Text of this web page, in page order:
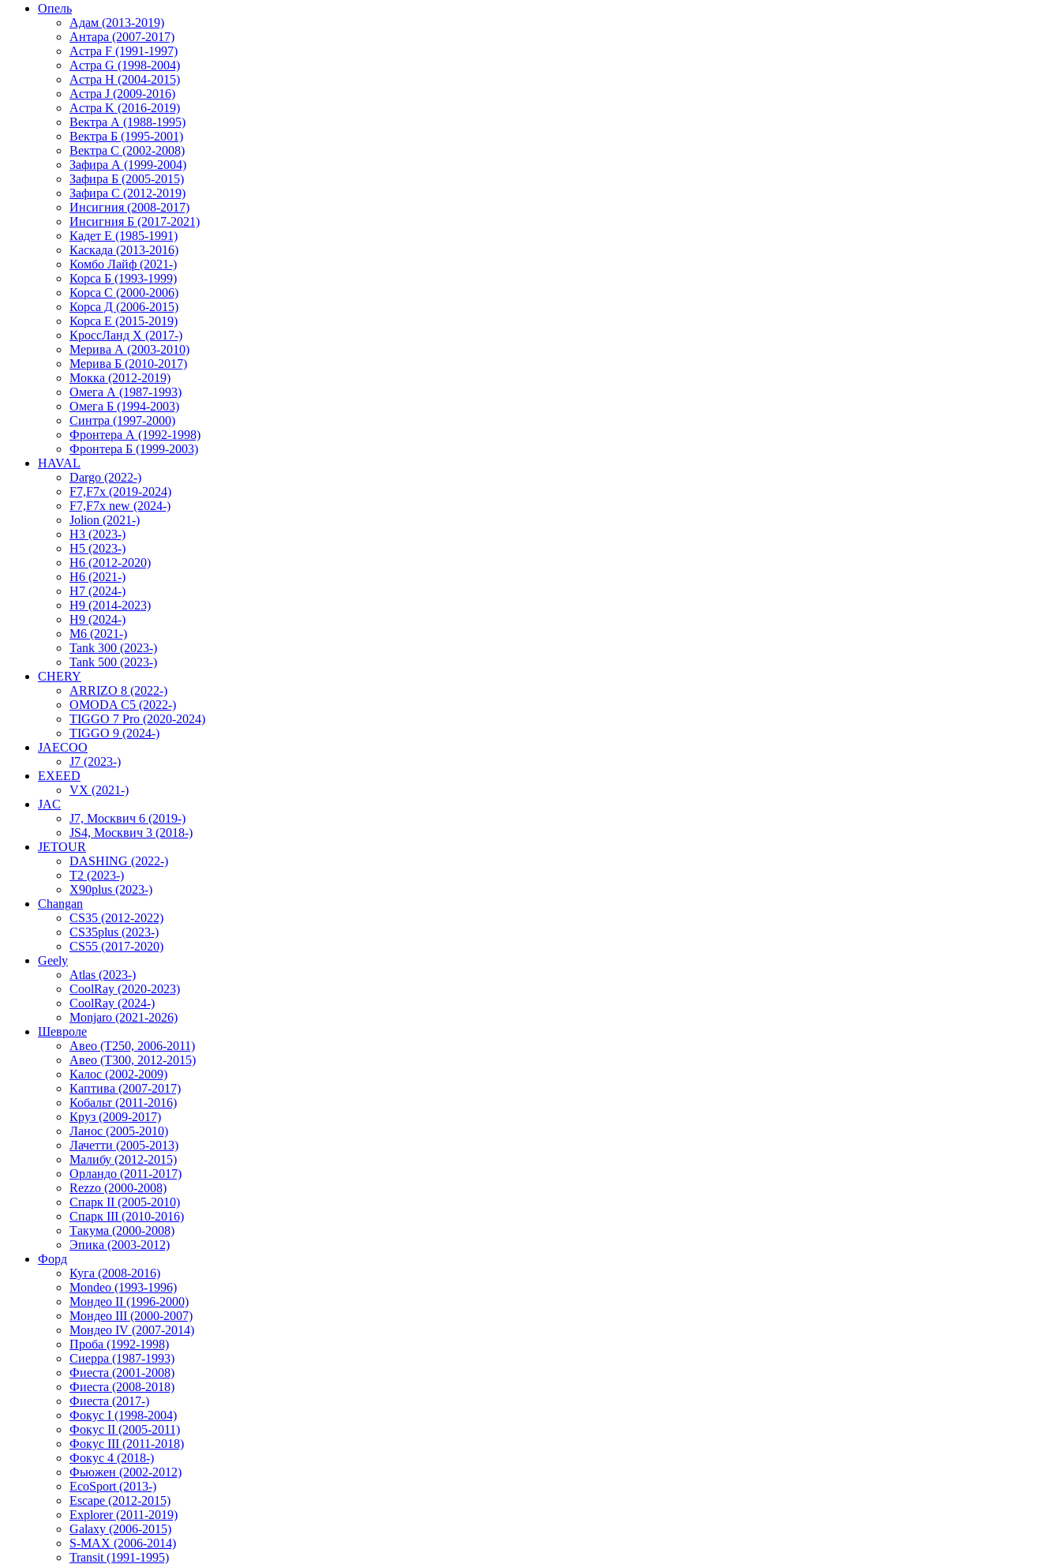
Опель
Адам (2013-2019)
Антара (2007-2017)
Астра F (1991-1997)
Астра G (1998-2004)
Астра H (2004-2015)
Астра J (2009-2016)
Астра K (2016-2019)
Вектра А (1988-1995)
Вектра Б (1995-2001)
Вектра С (2002-2008)
Зафира А (1999-2004)
Зафира Б (2005-2015)
Зафира С (2012-2019)
Инсигния (2008-2017)
Инсигния Б (2017-2021)
Кадет Е (1985-1991)
Каскада (2013-2016)
Комбо Лайф (2021-)
Корса Б (1993-1999)
Корса С (2000-2006)
Корса Д (2006-2015)
Корса E (2015-2019)
КроссЛанд X (2017-)
Мерива А (2003-2010)
Мерива Б (2010-2017)
Мокка (2012-2019)
Омега А (1987-1993)
Омега Б (1994-2003)
Синтра (1997-2000)
Фронтера А (1992-1998)
Фронтера Б (1999-2003)
HAVAL
Dargo (2022-)
F7,F7x (2019-2024)
F7,F7x new (2024-)
Jolion (2021-)
H3 (2023-)
H5 (2023-)
H6 (2012-2020)
H6 (2021-)
H7 (2024-)
H9 (2014-2023)
H9 (2024-)
M6 (2021-)
Tank 300 (2023-)
Tank 500 (2023-)
CHERY
ARRIZO 8 (2022-)
OMODA C5 (2022-)
TIGGO 7 Pro (2020-2024)
TIGGO 9 (2024-)
JAECOO
J7 (2023-)
EXEED
VX (2021-)
JAC
J7, Москвич 6 (2019-)
JS4, Москвич 3 (2018-)
JETOUR
DASHING (2022-)
T2 (2023-)
X90plus (2023-)
Changan
CS35 (2012-2022)
CS35plus (2023-)
CS55 (2017-2020)
Geely
Atlas (2023-)
CoolRay (2020-2023)
CoolRay (2024-)
Monjaro (2021-2026)
Шевроле
Авео (T250, 2006-2011)
Авео (T300, 2012-2015)
Калос (2002-2009)
Каптива (2007-2017)
Кобальт (2011-2016)
Круз (2009-2017)
Ланос (2005-2010)
Лачетти (2005-2013)
Малибу (2012-2015)
Орландо (2011-2017)
Rezzo (2000-2008)
Спарк II (2005-2010)
Спарк III (2010-2016)
Такума (2000-2008)
Эпика (2003-2012)
Форд
Куга (2008-2016)
Mondeo (1993-1996)
Мондео II (1996-2000)
Мондео III (2000-2007)
Мондео IV (2007-2014)
Проба (1992-1998)
Сиерра (1987-1993)
Фиеста (2001-2008)
Фиеста (2008-2018)
Фиеста (2017-)
Фокус I (1998-2004)
Фокус II (2005-2011)
Фокус III (2011-2018)
Фокус 4 (2018-)
Фьюжен (2002-2012)
EcoSport (2013-)
Escape (2012-2015)
Explorer (2011-2019)
Galaxy (2006-2015)
S-MAX (2006-2014)
Transit (1991-1995)